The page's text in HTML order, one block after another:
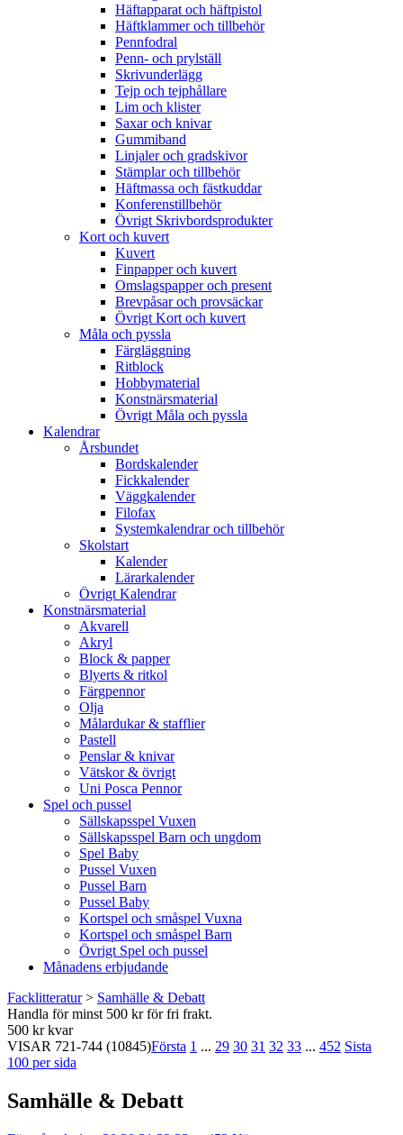
Häftapparat och häftpistol
Häftklammer och tillbehör
Pennfodral
Penn- och prylställ
Skrivunderlägg
Tejp och tejphållare
Lim och klister
Saxar och knivar
Gummiband
Linjaler och gradskivor
Stämplar och tillbehör
Häftmassa och fästkuddar
Konferenstillbehör
Övrigt Skrivbordsprodukter
Kort och kuvert
Kuvert
Finpapper och kuvert
Omslagspapper och present
Brevpåsar och provsäckar
Övrigt Kort och kuvert
Måla och pyssla
Färgläggning
Ritblock
Hobbymaterial
Konstnärsmaterial
Övrigt Måla och pyssla
Kalendrar
Årsbundet
Bordskalender
Fickkalender
Väggkalender
Filofax
Systemkalendrar och tillbehör
Skolstart
Kalender
Lärarkalender
Övrigt Kalendrar
Konstnärsmaterial
Akvarell
Akryl
Block & papper
Blyerts & ritkol
Färgpennor
Olja
Målardukar & stafflier
Pastell
Penslar & knivar
Vätskor & övrigt
Uni Posca Pennor
Spel och pussel
Sällskapsspel Vuxen
Sällskapsspel Barn och ungdom
Spel Baby
Pussel Vuxen
Pussel Barn
Pussel Baby
Kortspel och småspel Vuxna
Kortspel och småspel Barn
Övrigt Spel och pussel
Månadens erbjudande
Facklitteratur> Samhälle & Debatt
Handla för minst 500 kr för fri frakt.
500 kr kvar
VISAR 721-744 (10845)Första 1 ... 29 30 31 32 33 ... 452 Sista
100 per sida
Samhälle & Debatt